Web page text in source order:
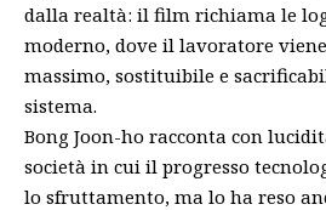
dalla realtà: il film richiama le
moderno, dove il lavoratore
massimo, sostituibile e
sistema.
Bong Joon-ho racconta con
società in cui il progresso
lo sfruttamento, ma lo ha reso